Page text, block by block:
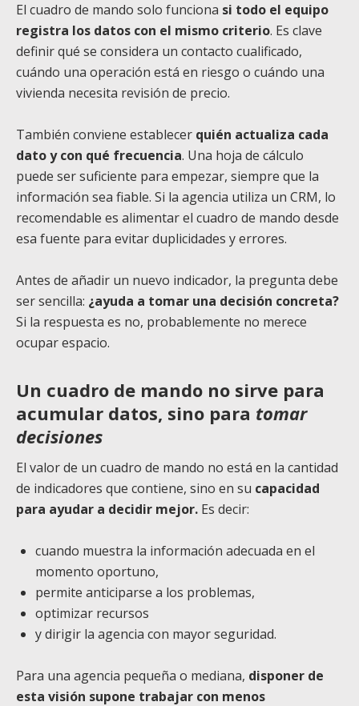
El cuadro de mando solo funciona si todo el equipo
registra los datos con el mismo criterio. Es clave
definir qué se considera un contacto cualificado,
cuándo una operación está en riesgo o cuándo una
vivienda necesita revisión de precio.
También conviene establecer quién actualiza cada
dato y con qué frecuencia. Una hoja de cálculo
puede ser suficiente para empezar, siempre que la
información sea fiable. Si la agencia utiliza un CRM, lo
recomendable es alimentar el cuadro de mando desde
esa fuente para evitar duplicidades y errores.
Antes de añadir un nuevo indicador, la pregunta debe
ser sencilla: ¿ayuda a tomar una decisión concreta?
Si la respuesta es no, probablemente no merece
ocupar espacio.
Un cuadro de mando no sirve para
acumular datos, sino para tomar
decisiones
El valor de un cuadro de mando no está en la cantidad
de indicadores que contiene, sino en su capacidad
para ayudar a decidir mejor. Es decir:
cuando muestra la información adecuada en el
momento oportuno,
permite anticiparse a los problemas,
optimizar recursos
y dirigir la agencia con mayor seguridad.
Para una agencia pequeña o mediana, disponer de
esta visión supone trabajar con menos